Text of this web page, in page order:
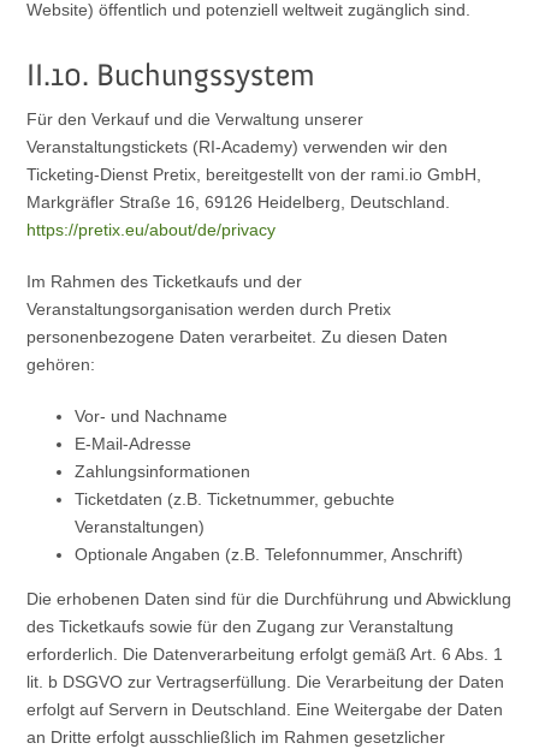
Website) öffentlich und potenziell weltweit zugänglich sind.
II.10. Buchungssystem
Für den Verkauf und die Verwaltung unserer
Veranstaltungstickets (RI-Academy) verwenden wir den
Ticketing-Dienst Pretix, bereitgestellt von der rami.io GmbH,
Markgräfler Straße 16, 69126 Heidelberg, Deutschland.
https://pretix.eu/about/de/privacy
Im Rahmen des Ticketkaufs und der
Veranstaltungsorganisation werden durch Pretix
personenbezogene Daten verarbeitet. Zu diesen Daten
gehören:
Vor- und Nachname
E-Mail-Adresse
Zahlungsinformationen
Ticketdaten (z.B. Ticketnummer, gebuchte
Veranstaltungen)
Optionale Angaben (z.B. Telefonnummer, Anschrift)
Die erhobenen Daten sind für die Durchführung und Abwicklung
des Ticketkaufs sowie für den Zugang zur Veranstaltung
erforderlich. Die Datenverarbeitung erfolgt gemäß Art. 6 Abs. 1
lit. b DSGVO zur Vertragserfüllung. Die Verarbeitung der Daten
erfolgt auf Servern in Deutschland. Eine Weitergabe der Daten
an Dritte erfolgt ausschließlich im Rahmen gesetzlicher